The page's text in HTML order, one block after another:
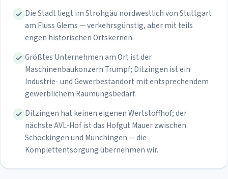
Die Stadt liegt im Strohgäu nordwestlich von Stuttgart
am Fluss Glems — verkehrsgünstig, aber mit teils
engen historischen Ortskernen.
Größtes Unternehmen am Ort ist der
Maschinenbaukonzern Trumpf; Ditzingen ist ein
Industrie- und Gewerbestandort mit entsprechendem
gewerblichem Räumungsbedarf.
Ditzingen hat keinen eigenen Wertstoffhof; der
nächste AVL-Hof ist das Hofgut Mauer zwischen
Schöckingen und Münchingen — die
Komplettentsorgung übernehmen wir.